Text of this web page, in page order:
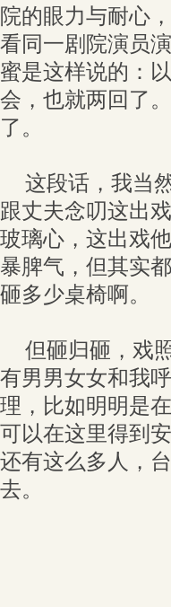
院的眼力与耐心
看同一剧院演员
蜜是这样说的：
会，也就两回了
了。
这段话，我当
跟丈夫念叨这出
玻璃心，这出戏
暴脾气，但其实
砸多少桌椅啊。
但砸归砸，戏
有男男女女和我
理，比如明明是
可以在这里得到
还有这么多人，
去。